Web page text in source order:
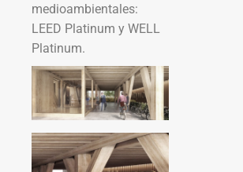
medioambientales:
LEED Platinum y WELL
Platinum.